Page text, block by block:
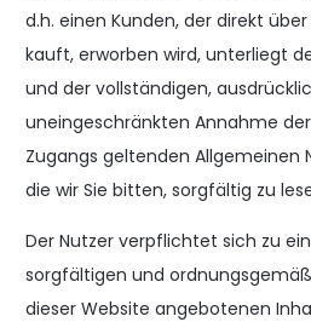
d.h. einen Kunden, der direkt
kauft, erworben wird, unterliegt
und der vollständigen,
uneingeschränkten Annahme
Zugangs geltenden Allgemeinen
die wir Sie bitten, sorgfältig zu
Der Nutzer verpflichtet sich zu
sorgfältigen und
dieser Website angebotenen